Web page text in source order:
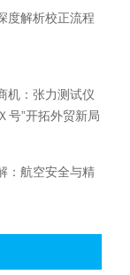
度解析校正流程
机：张力测试仪
号”开拓外贸新局
：航空安全与精